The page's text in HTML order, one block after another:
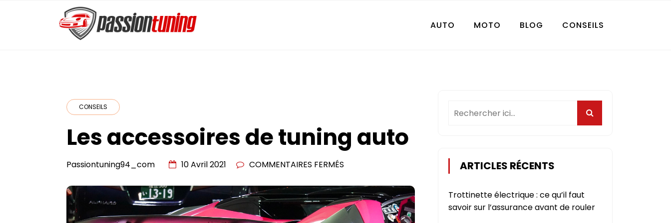
AUTO MOTO BLOG CONSEILS
CONSEILS
Les accessoires de tuning auto
Passiontuning94_com 10 Avril 2021 COMMENTAIRES FERMÉS
ACCESSOIRES
DE
TUNING
ARTICLES RÉCENTS
Trottinette électrique : ce qu’il faut
savoir sur l’assurance avant de rouler